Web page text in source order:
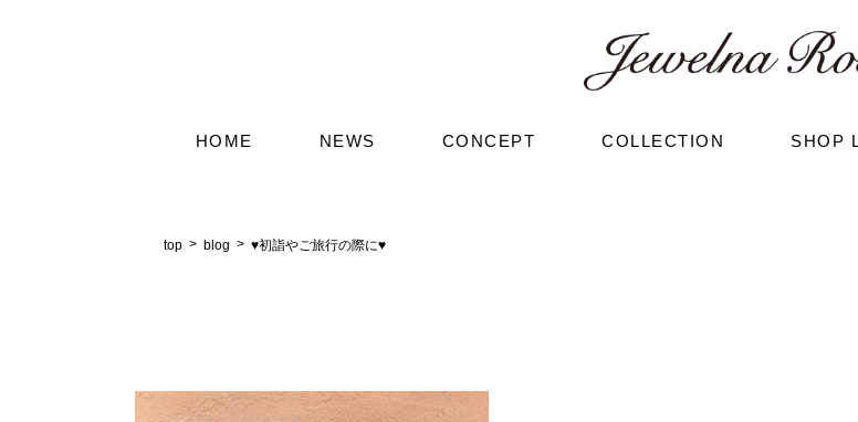
HOME NEWS CONCEPT COLLECTION SHOP
top blog ♥初詣やご旅行の際に♥